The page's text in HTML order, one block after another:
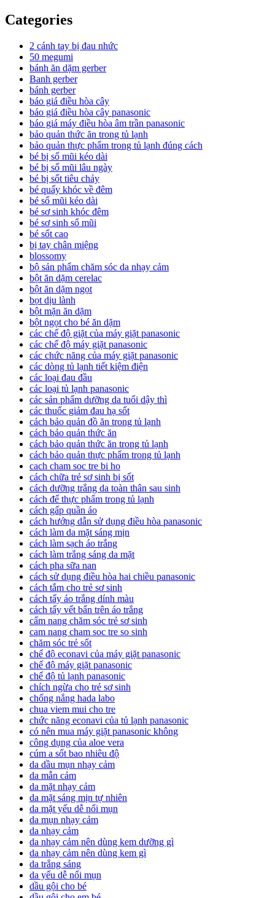
Categories
2 cánh tay bị đau nhức
50 megumi
bánh ăn dặm gerber
Banh gerber
bánh gerber
báo giá điều hòa cây
báo giá điều hòa cây panasonic
báo giá máy điều hòa âm trần panasonic
bảo quản thức ăn trong tủ lạnh
bảo quản thực phẩm trong tủ lạnh đúng cách
bé bị sổ mũi kéo dài
bé bị sổ mũi lâu ngày
bé bị sốt tiêu chảy
bé quấy khóc về đêm
bé sổ mũi kéo dài
bé sơ sinh khóc đêm
bé sơ sinh sổ mũi
bé sốt cao
bị tay chân miệng
blossomy
bộ sản phẩm chăm sóc da nhạy cảm
bột ăn dặm cerelac
bột ăn dặm ngọt
bọt dịu lành
bột mặn ăn dặm
bột ngọt cho bé ăn dặm
các chế độ giặt của máy giặt panasonic
các chế độ máy giặt panasonic
các chức năng của máy giặt panasonic
các dòng tủ lạnh tiết kiệm điện
các loại đau đầu
các loại tủ lạnh panasonic
các sản phẩm dưỡng da tuổi dậy thì
các thuốc giảm đau hạ sốt
cách bảo quản đồ ăn trong tủ lạnh
cách bảo quản thức ăn
cách bảo quản thức ăn trong tủ lạnh
cách bảo quản thực phẩm trong tủ lạnh
cach cham soc tre bi ho
cách chữa trẻ sơ sinh bị sốt
cách dưỡng trắng da toàn thân sau sinh
cách để thực phẩm trong tủ lạnh
cách gấp quần áo
cách hướng dẫn sử dụng điều hòa panasonic
cách làm da mặt sáng mịn
cách làm sạch áo trắng
cách làm trắng sáng da mặt
cách pha sữa nan
cách sử dụng điều hòa hai chiều panasonic
cách tắm cho trẻ sơ sinh
cách tẩy áo trắng dính màu
cách tẩy vết bẩn trên áo trắng
cẩm nang chăm sóc trẻ sơ sinh
cam nang cham soc tre so sinh
chăm sóc trẻ sốt
chế độ econavi của máy giặt panasonic
chế độ máy giặt panasonic
chế độ tủ lạnh panasonic
chích ngừa cho trẻ sơ sinh
chống nắng hada labo
chua viem mui cho tre
chức năng econavi của tủ lạnh panasonic
có nên mua máy giặt panasonic không
công dụng của aloe vera
cúm a sốt bao nhiêu độ
da dầu mụn nhạy cảm
da mẫn cảm
da mặt nhạy cảm
da mặt sáng mịn tự nhiên
da mặt yếu dễ nổi mụn
da mụn nhạy cảm
da nhạy cảm
da nhạy cảm nên dùng kem dưỡng gì
da nhạy cảm nên dùng kem gì
da trắng sáng
da yếu dễ nổi mụn
dầu gội cho bé